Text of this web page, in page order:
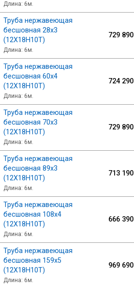
Длина: 6м.
Труба нержавеющая
бесшовная 28х3
(12Х18Н10Т)
Длина: 6м.
729 890
Труба нержавеющая
бесшовная 60х4
(12Х18Н10Т)
Длина: 6м.
724 290
Труба нержавеющая
бесшовная 70х3
(12Х18Н10Т)
Длина: 6м.
729 890
Труба нержавеющая
бесшовная 89х3
(12Х18Н10Т)
Длина: 6м.
713 190
Труба нержавеющая
бесшовная 108х4
(12Х18Н10Т)
Длина: 6м.
666 390
Труба нержавеющая
бесшовная 159х5
(12Х18Н10Т)
Длина: 6м.
969 690